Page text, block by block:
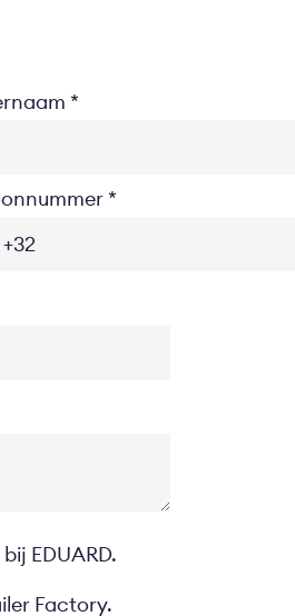
EDUARD.
Factory.